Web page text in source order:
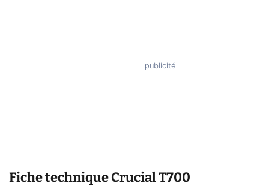
Fiche techniqueCrucial T700